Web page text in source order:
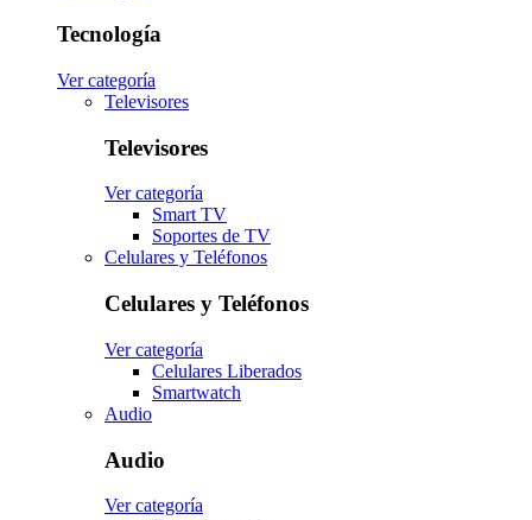
Tecnología
Ver categoría
Televisores
Televisores
Ver categoría
Smart TV
Soportes de TV
Celulares y Teléfonos
Celulares y Teléfonos
Ver categoría
Celulares Liberados
Smartwatch
Audio
Audio
Ver categoría